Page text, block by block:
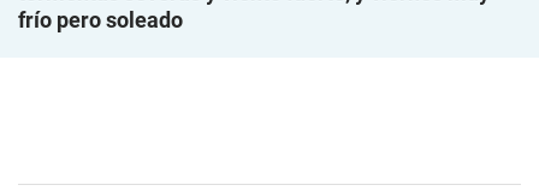
frío pero soleado